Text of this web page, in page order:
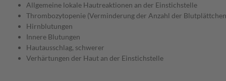
Allgemeine lokale Hautreaktionen an der Einstichstelle
Thrombozytopenie (Verminderung der Anzahl der
Hirnblutungen
Innere Blutungen
Hautausschlag, schwerer
Verhärtungen der Haut an der Einstichstelle